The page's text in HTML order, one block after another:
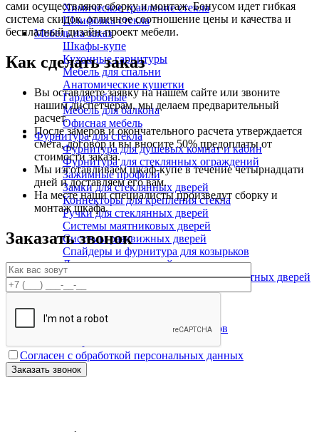
Химическое травление стекла
Шлифовка стекла
Мебель на заказ
Шкафы-купе
Кухонные гарнитуры
Мебель для спальни
Анатомические кушетки
Гардеробные
Мебель для балкона
Офисная мебель
Фурнитура для стекла
Фурнитура для душевых комнат и кабин
Фурнитура для стеклянных ограждений
Зажимные профили
Замки для стеклянных дверей
Коннекторы для крепления стекла
Ручки для стеклянных дверей
Системы маятниковых дверей
Системы раздвижных дверей
Спайдеры и фурнитура для козырьков
Доводчики для дверей
Фурнитура для стеклянных межкомнатных дверей
Крепеж
Каталог скинали
Каталог пескоструйных рисунков
сами осуществляют сборку и монтаж. Бонусом идет гибкая
система скидок, отличное соотношение цены и качества и
бесплатный дизайн-проект мебели.
Как сделать заказ
Вы оставляете заявку на нашем сайте или звоните
нашим диспетчерам, мы делаем предварительный
расчет.
После замеров и окончательного расчета утверждается
смета, договор и вы вносите 50% предоплаты от
стоимости заказа.
Мы изготавливаем шкаф-купе в течение четырнадцати
дней и доставляем его вам.
На месте наши специалисты произведут сборку и
монтаж шкафа.
Заказать звонок
Согласен с обработкой персональных данных